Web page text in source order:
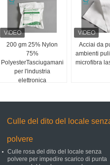
200 gm 25% Nylon
75%
PolyesterTasciugamani
per l'industria
elettronica
Acciai da
ambienti
microfibra
Culle del dito del locale
polvere
Culle rosa del dito del locale senza
polvere per impedire scarico di punta